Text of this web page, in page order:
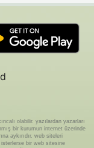
olabilir. yazılardan yazarları
bir kurumun internet üzerinde
aykırıdır. web siteleri
isterlerse bir web sitesine